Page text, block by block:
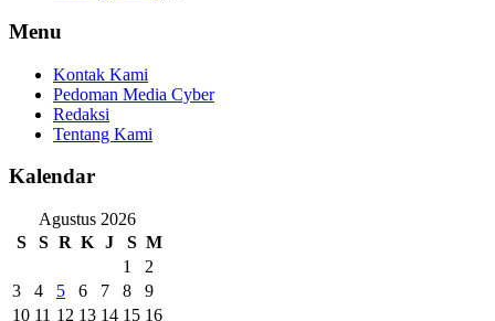
Menu
Kontak Kami
Pedoman Media Cyber
Redaksi
Tentang Kami
Kalendar
Agustus 2026
S
S R K J S M
1
2
3
4 5 6 7 8
9
10 11 12 13 14 15 16